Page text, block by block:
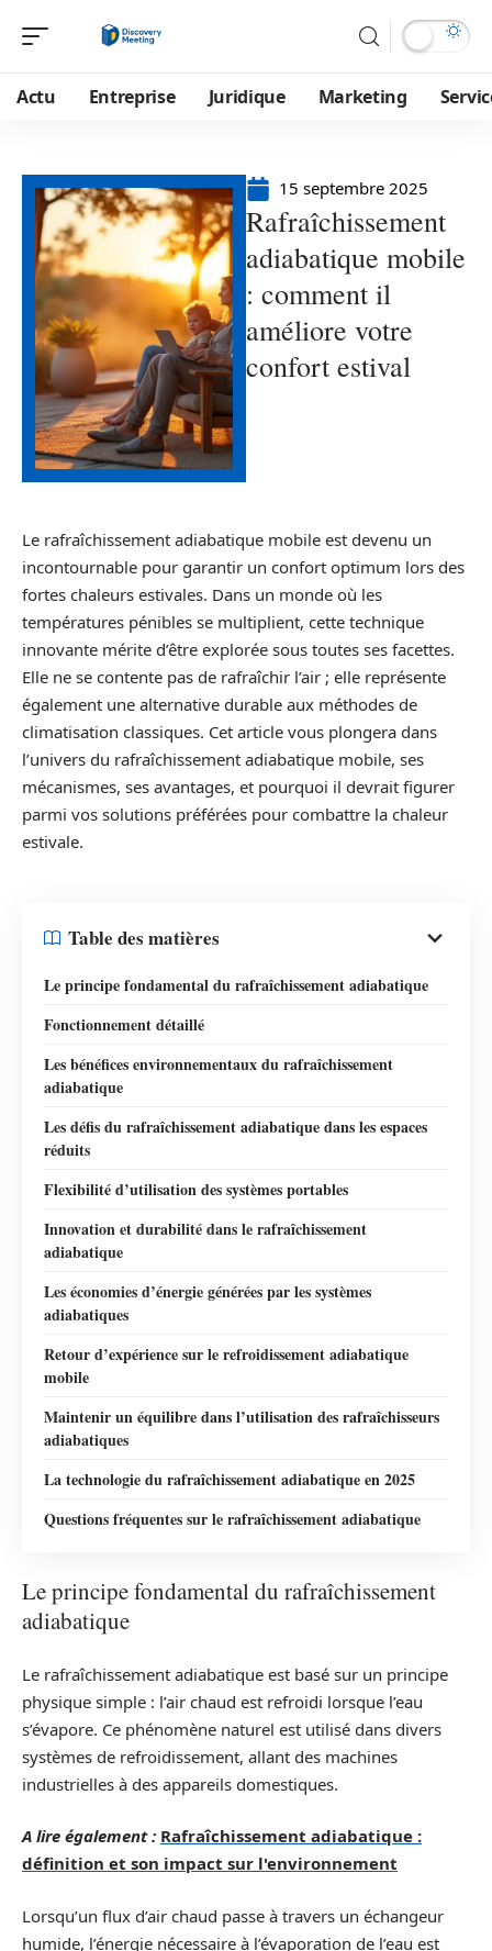
Actu Entreprise Juridique Marketing
15 septembre 2025
Rafraîchissement
adiabatique mobile
: comment il
améliore votre
confort estival
Le rafraîchissement adiabatique mobile est devenu un
incontournable pour garantir un confort optimum lors des
fortes chaleurs estivales. Dans un monde où les
températures pénibles se multiplient, cette technique
innovante mérite d’être explorée sous toutes ses facettes.
Elle ne se contente pas de rafraîchir l’air ; elle représente
également une alternative durable aux méthodes de
climatisation classiques. Cet article vous plongera dans
l’univers du rafraîchissement adiabatique mobile, ses
mécanismes, ses avantages, et pourquoi il devrait figurer
parmi vos solutions préférées pour combattre la chaleur
estivale.
Table des matières
Le principe fondamental du rafraîchissement adiabatique
Fonctionnement détaillé
Les bénéfices environnementaux du rafraîchissement
adiabatique
Les défis du rafraîchissement adiabatique dans les espaces
réduits
Flexibilité d’utilisation des systèmes portables
Innovation et durabilité dans le rafraîchissement
adiabatique
Les économies d’énergie générées par les systèmes
adiabatiques
Retour d’expérience sur le refroidissement adiabatique
mobile
Maintenir un équilibre dans l’utilisation des rafraîchisseurs
adiabatiques
La technologie du rafraîchissement adiabatique en 2025
Questions fréquentes sur le rafraîchissement adiabatique
Le principe fondamental du rafraîchissement
adiabatique
Le rafraîchissement adiabatique est basé sur un principe
physique simple : l’air chaud est refroidi lorsque l’eau
s’évapore. Ce phénomène naturel est utilisé dans divers
systèmes de refroidissement, allant des machines
industrielles à des appareils domestiques.
A lire également : Rafraîchissement adiabatique :
définition et son impact sur l'environnement
Lorsqu’un flux d’air chaud passe à travers un échangeur
humide, l’énergie nécessaire à l’évaporation de l’eau est